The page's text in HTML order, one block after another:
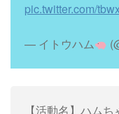
pic.twitter.com/
— イトウハム
【活動名】ハムち